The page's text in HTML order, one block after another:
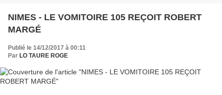
NIMES - LE VOMITOIRE 105 REÇOIT ROBERT
MARGÉ
Publié le 14/12/2017 à 00:11
Par LO TAURE ROGE